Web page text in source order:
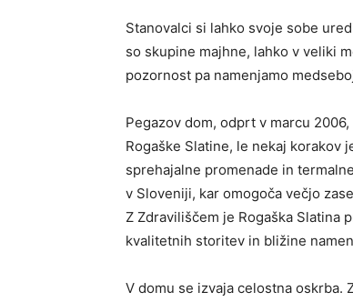
Stanovalci si lahko svoje sobe
so skupine majhne, lahko v veliki
pozornost pa namenjamo
Pegazov dom, odprt v marcu
Rogaške Slatine, le nekaj korakov
sprehajalne promenade in
v Sloveniji, kar omogoča večjo
Z Zdraviliščem je Rogaška Slatina
kvalitetnih storitev in bližine
V domu se izvaja celostna oskrba.